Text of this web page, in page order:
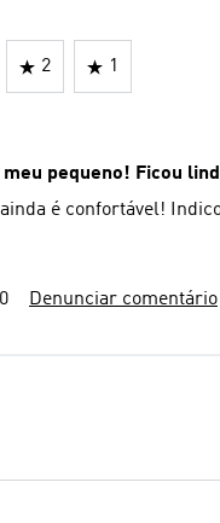
2 1
pequeno! Ficou
é confortável!
0 Denunciar comentário